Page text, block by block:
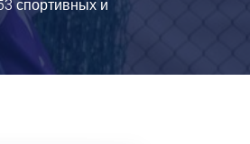
спортивных и